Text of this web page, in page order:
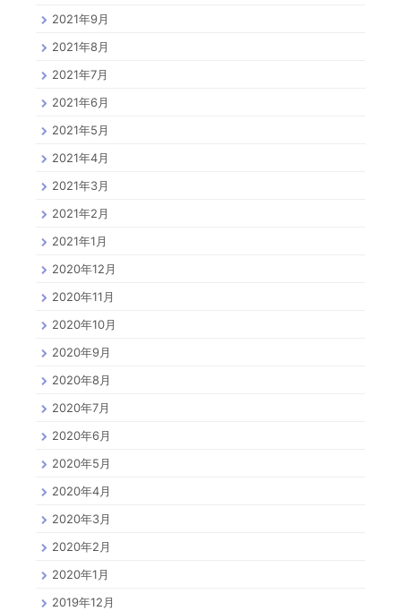
2021年9月
2021年8月
2021年7月
2021年6月
2021年5月
2021年4月
2021年3月
2021年2月
2021年1月
2020年12月
2020年11月
2020年10月
2020年9月
2020年8月
2020年7月
2020年6月
2020年5月
2020年4月
2020年3月
2020年2月
2020年1月
2019年12月